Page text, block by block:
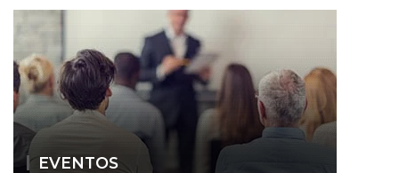
EVENTOS